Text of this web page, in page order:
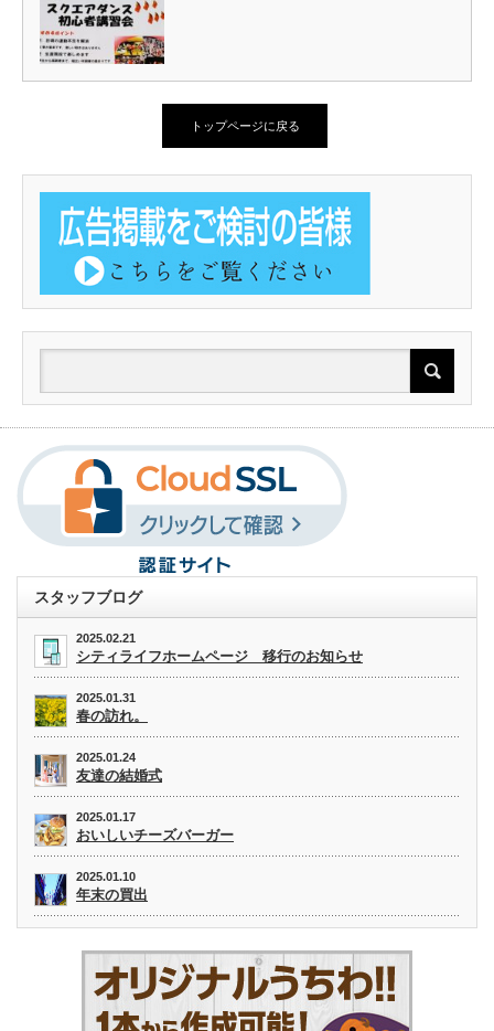
トップページに戻る
スタッフブログ
2025.02.21
シティライフホームページ 移行のお知らせ
2025.01.31
春の訪れ。
2025.01.24
友達の結婚式
2025.01.17
おいしいチーズバーガー
2025.01.10
年末の買出